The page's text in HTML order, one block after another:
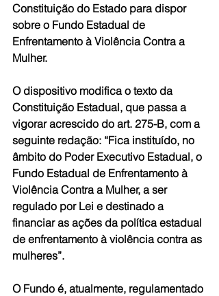
Constituição do Estado para dispor
sobre o Fundo Estadual de
Enfrentamento à Violência Contra a
Mulher.
O dispositivo modifica o texto da
Constituição Estadual, que passa a
vigorar acrescido do art. 275-B, com a
seguinte redação: “Fica instituído, no
âmbito do Poder Executivo Estadual, o
Fundo Estadual de Enfrentamento à
Violência Contra a Mulher, a ser
regulado por Lei e destinado a
financiar as ações da política estadual
de enfrentamento à violência contra as
mulheres”.
O Fundo é, atualmente, regulamentado